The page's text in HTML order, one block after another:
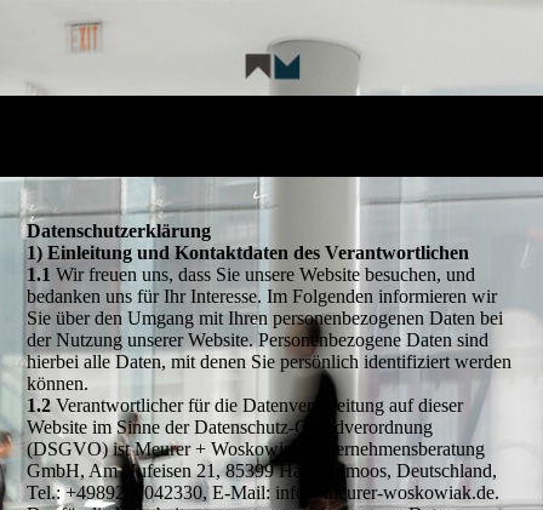
Datenschutzerklärung
1) Einleitung und Kontaktdaten des Verantwortlichen
1.1 Wir freuen uns, dass Sie unsere Website besuchen, und
bedanken uns für Ihr Interesse. Im Folgenden informieren wir
Sie über den Umgang mit Ihren personenbezogenen Daten bei
der Nutzung unserer Website. Personenbezogene Daten sind
hierbei alle Daten, mit denen Sie persönlich identifiziert werden
können.
1.2 Verantwortlicher für die Datenverarbeitung auf dieser
Website im Sinne der Datenschutz-Grundverordnung
(DSGVO) ist Meurer + Woskowiak Unternehmensberatung
GmbH, Am Hufeisen 21, 85399 Hallbergmoos, Deutschland,
Tel.: +4989207042330, E-Mail: info@meurer-woskowiak.de.